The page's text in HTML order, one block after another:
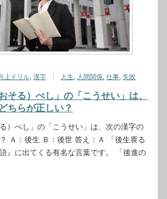
上ドリル 漢字 人生 人間関係 仕事 失敗
そる）べし」の「こうせい」は、
ちらが正しい？
）べし」の「こうせい」は、次の漢字の
Ａ：後生 Ｂ：後世 答え：Ａ 「後生畏る
』に出てくる有名な言葉です。 「後進の